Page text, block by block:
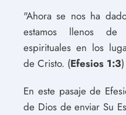
"Ahora se nos ha
estamos llenos de
espirituales en los
de Cristo. (Efesios 1:3)
En este pasaje de
de Dios de enviar Su